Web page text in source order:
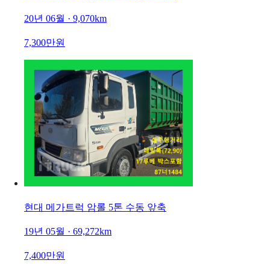
20년 06월 · 9,070km
7,300만원
현대 메가트럭 암롤 5톤 수동 앞축
19년 05월 · 69,272km
7,400만원